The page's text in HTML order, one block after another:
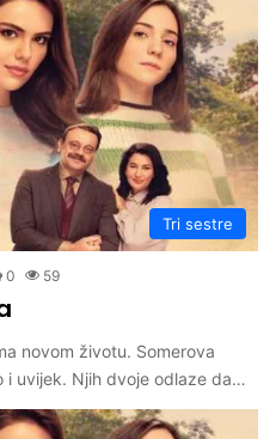
Tri sestre
0 59
novom životu. Somerova
i uvijek. Njih dvoje odlaze da…